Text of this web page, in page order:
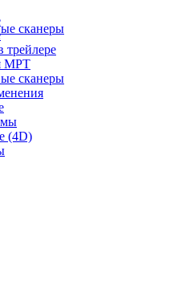
сканеры
МРТ
сканеры
(4D)